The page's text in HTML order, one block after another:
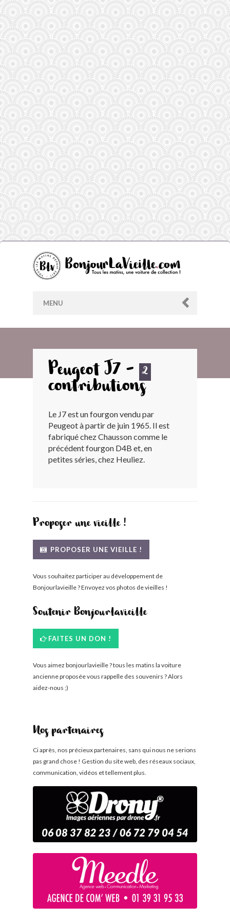
MENU
ARCHIVES
LES CONTRIBUTEURS
LE BLOG
COMMENT FONCTIONNE BLV ?
Peugeot J7 - 2
contributions
Le J7 est un fourgon vendu par
Peugeot à partir de juin 1965. Il est
fabriqué chez Chausson comme le
précédent fourgon D4B et, en
petites séries, chez Heuliez.
Proposer une vieille !
PROPOSER UNE VIEILLE !
Vous souhaitez participer au développement de
Bonjourlavieille ? Envoyez vos photos de vieilles !
Soutenir Bonjourlavieille
FAITES UN DON !
Vous aimez bonjourlavieille ? tous les matins la voiture
ancienne proposée vous rappelle des souvenirs ? Alors
aidez-nous ;)
Nos partenaires
Ci après, nos précieux partenaires, sans qui nous ne serions
pas grand chose ! Gestion du site web, des réseaux sociaux,
communication, vidéos et tellement plus.